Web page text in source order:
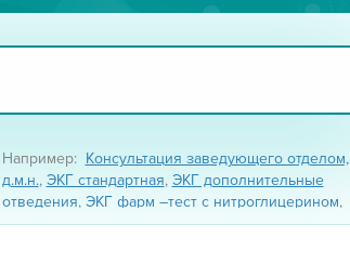
Например: Консультация заведующего отделом,
д.м.н., ЭКГ стандартная, ЭКГ дополнительные
отведения, ЭКГ фарм –тест с нитроглицерином,
ЭКГ фарм-тест с обзиданом,ЭКГ фарм-тест с